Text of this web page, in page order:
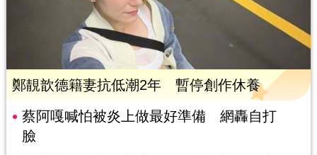
鄭靚歆德籍妻抗低潮2年 暫停創作休養
蔡阿嘎喊怕被炎上做最好準備 網轟自打
臉